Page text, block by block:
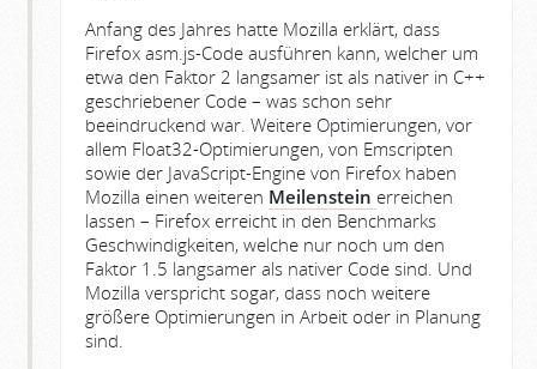
Anfang des Jahres hatte Mozilla erklärt, dass
Firefox asm.js-Code ausführen kann, welcher um
etwa den Faktor 2 langsamer ist als nativer in C++
geschriebener Code – was schon sehr
beeindruckend war. Weitere Optimierungen, vor
allem Float32-Optimierungen, von Emscripten
sowie der JavaScript-Engine von Firefox haben
Mozilla einen weiteren Meilenstein erreichen
lassen – Firefox erreicht in den Benchmarks
Geschwindigkeiten, welche nur noch um den
Faktor 1.5 langsamer als nativer Code sind. Und
Mozilla verspricht sogar, dass noch weitere
größere Optimierungen in Arbeit oder in Planung
sind.